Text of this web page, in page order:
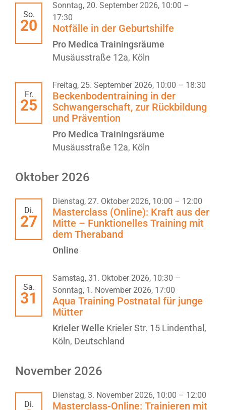
So.
20 Notfälle in der Geburtshilfe
Sonntag, 20. September 2026, 10:00 –
17:30
Pro Medica Trainingsräume
Musäusstraße 12a, Köln
Fr.
25
Beckenbodentraining in der
Schwangerschaft, zur Rückbildung
und Prävention
Freitag, 25. September 2026, 10:00 – 18:30
Pro Medica Trainingsräume
Musäusstraße 12a, Köln
Oktober 2026
Di.
27
Masterclass (Online): Kraft aus der
Mitte – Funktionelles Training mit
dem Theraband
Dienstag, 27. Oktober 2026, 10:00 – 12:00
Online
Sa.
31
Aqua Training Postnatal für junge
Mütter
Samstag, 31. Oktober 2026, 10:30 –
Sonntag, 1. November 2026, 17:00
Krieler Welle Krieler Str. 15 Lindenthal,
Köln, Deutschland
November 2026
Di.
Masterclass-Online: Trainieren mit
Dienstag, 3. November 2026, 10:00 – 12:00